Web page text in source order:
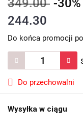
349.00 -30%
244.30
Do końca promocji
Do przechowalni
Wysyłka w ciągu